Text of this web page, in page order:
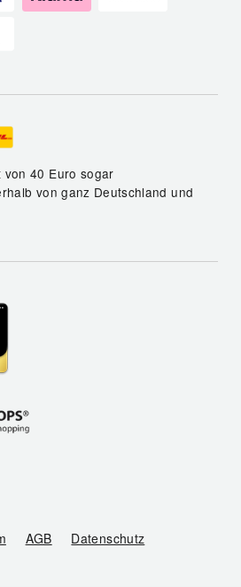
von 40 Euro sogar
von ganz Deutschland und
AGB Datenschutz